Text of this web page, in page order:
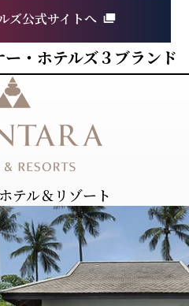
ズ公式サイトへ
・ホテルズ３ブランド
テル＆リゾート